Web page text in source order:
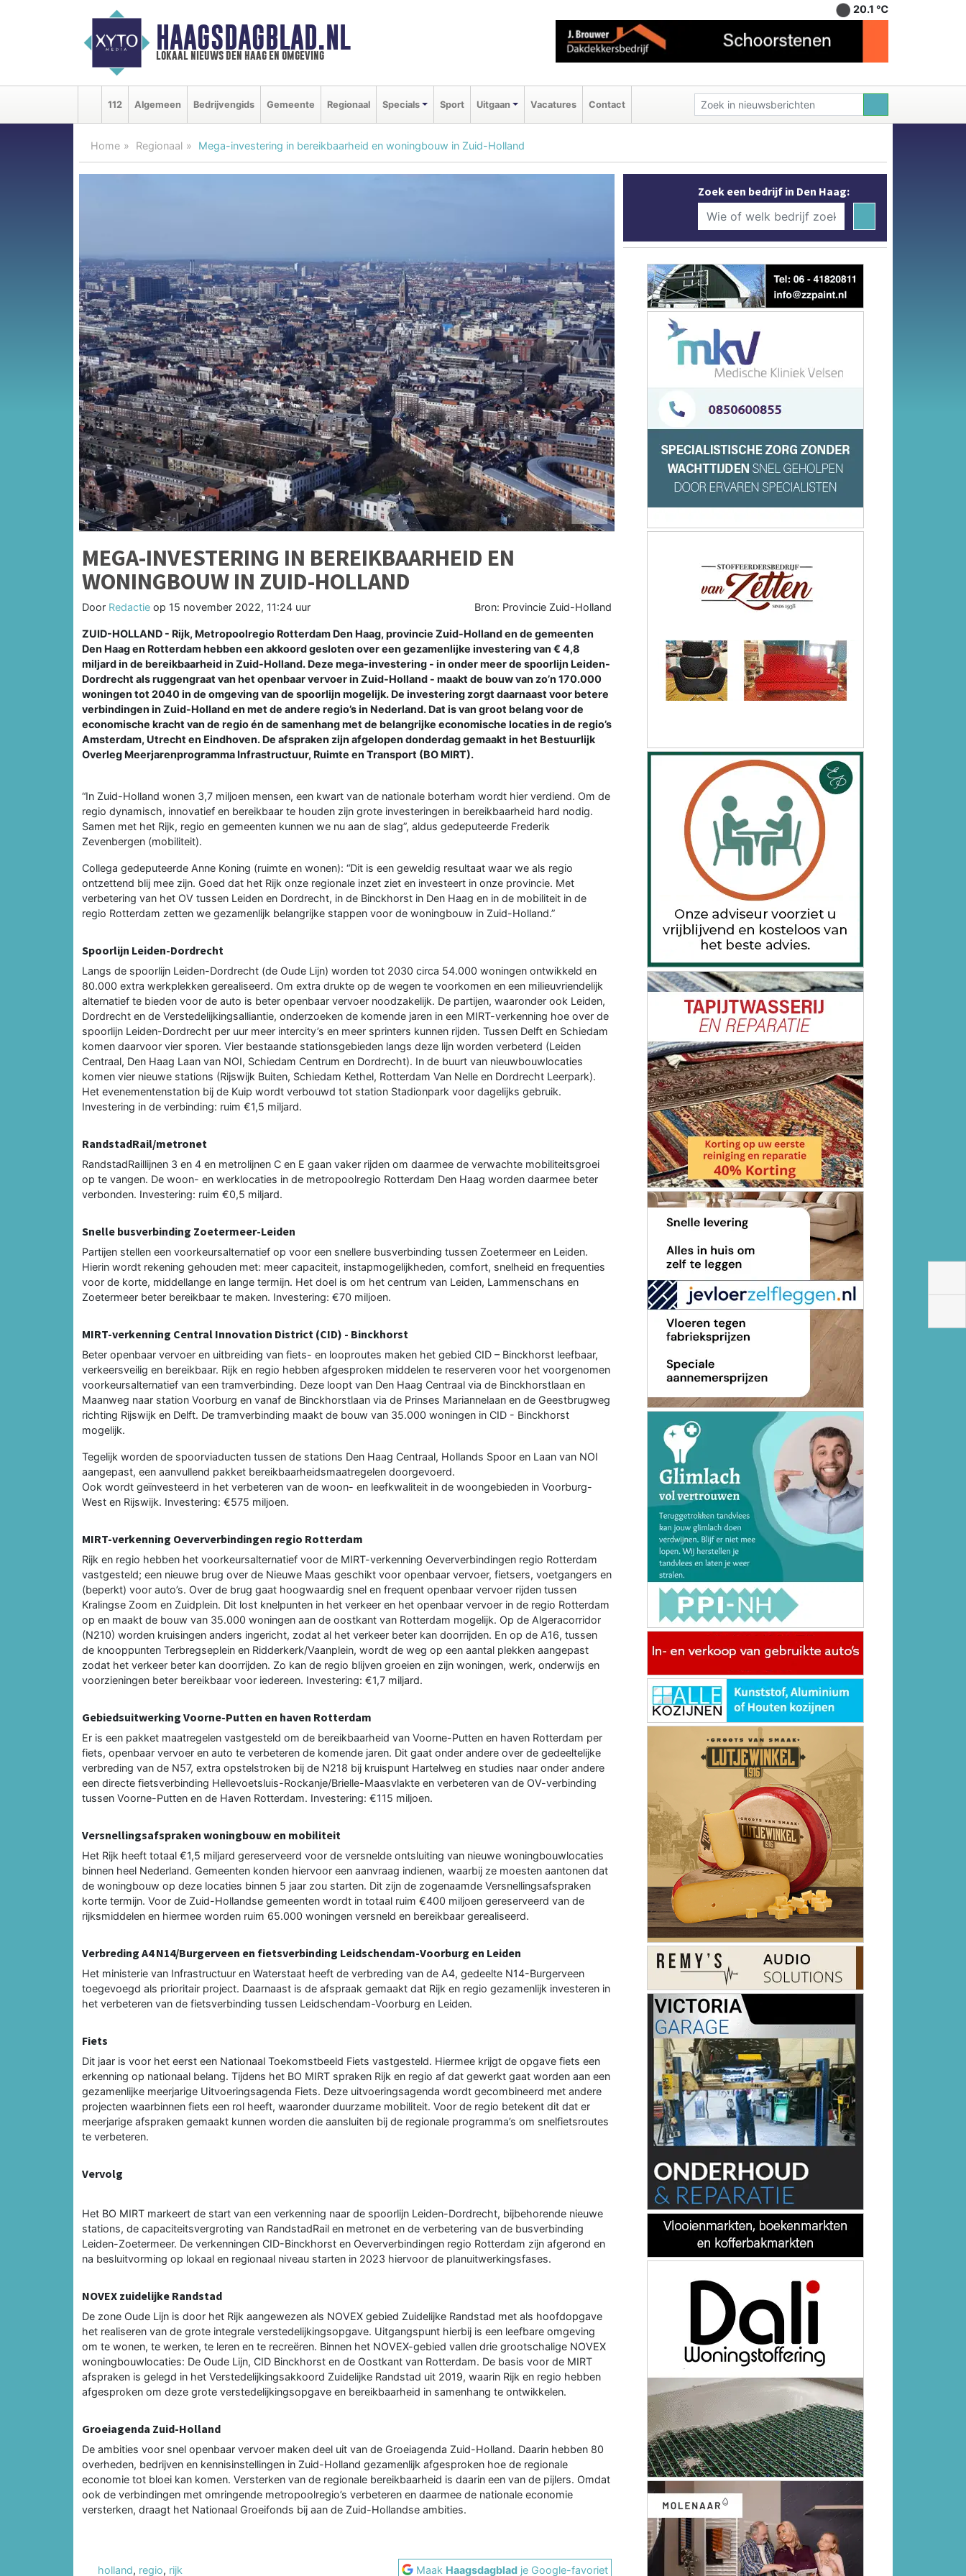
HAAGSDAGBLAD.NL
lokaal nieuws den haag en omgeving
20.1 ℃
112 Algemeen Bedrijvengids Gemeente Regionaal Specials Sport Uitgaan Vacatures Contact
Home Regionaal Mega-investering in bereikbaarheid en woningbouw in Zuid-Holland
MEGA-INVESTERING IN BEREIKBAARHEID EN
WONINGBOUW IN ZUID-HOLLAND
Door Redactie op 15 november 2022, 11:24 uur Bron: Provincie Zuid-Holland
ZUID-HOLLAND - Rijk, Metropoolregio Rotterdam Den Haag, provincie Zuid-Holland en de gemeenten
Den Haag en Rotterdam hebben een akkoord gesloten over een gezamenlijke investering van € 4,8
miljard in de bereikbaarheid in Zuid-Holland. Deze mega-investering - in onder meer de spoorlijn Leiden-
Dordrecht als ruggengraat van het openbaar vervoer in Zuid-Holland - maakt de bouw van zo’n 170.000
woningen tot 2040 in de omgeving van de spoorlijn mogelijk. De investering zorgt daarnaast voor betere
verbindingen in Zuid-Holland en met de andere regio’s in Nederland. Dat is van groot belang voor de
economische kracht van de regio én de samenhang met de belangrijke economische locaties in de regio’s
Amsterdam, Utrecht en Eindhoven. De afspraken zijn afgelopen donderdag gemaakt in het Bestuurlijk
Overleg Meerjarenprogramma Infrastructuur, Ruimte en Transport (BO MIRT).
“In Zuid-Holland wonen 3,7 miljoen mensen, een kwart van de nationale boterham wordt hier verdiend. Om de
regio dynamisch, innovatief en bereikbaar te houden zijn grote investeringen in bereikbaarheid hard nodig.
Samen met het Rijk, regio en gemeenten kunnen we nu aan de slag”, aldus gedeputeerde Frederik
Zevenbergen (mobiliteit).
Collega gedeputeerde Anne Koning (ruimte en wonen): “Dit is een geweldig resultaat waar we als regio
ontzettend blij mee zijn. Goed dat het Rijk onze regionale inzet ziet en investeert in onze provincie. Met
verbetering van het OV tussen Leiden en Dordrecht, in de Binckhorst in Den Haag en in de mobiliteit in de
regio Rotterdam zetten we gezamenlijk belangrijke stappen voor de woningbouw in Zuid-Holland.”
Spoorlijn Leiden-Dordrecht
Langs de spoorlijn Leiden-Dordrecht (de Oude Lijn) worden tot 2030 circa 54.000 woningen ontwikkeld en
80.000 extra werkplekken gerealiseerd. Om extra drukte op de wegen te voorkomen en een milieuvriendelijk
alternatief te bieden voor de auto is beter openbaar vervoer noodzakelijk. De partijen, waaronder ook Leiden,
Dordrecht en de Verstedelijkingsalliantie, onderzoeken de komende jaren in een MIRT-verkenning hoe over de
spoorlijn Leiden-Dordrecht per uur meer intercity’s en meer sprinters kunnen rijden. Tussen Delft en Schiedam
komen daarvoor vier sporen. Vier bestaande stationsgebieden langs deze lijn worden verbeterd (Leiden
Centraal, Den Haag Laan van NOI, Schiedam Centrum en Dordrecht). In de buurt van nieuwbouwlocaties
komen vier nieuwe stations (Rijswijk Buiten, Schiedam Kethel, Rotterdam Van Nelle en Dordrecht Leerpark).
Het evenementenstation bij de Kuip wordt verbouwd tot station Stadionpark voor dagelijks gebruik.
Investering in de verbinding: ruim €1,5 miljard.
RandstadRail/metronet
RandstadRaillijnen 3 en 4 en metrolijnen C en E gaan vaker rijden om daarmee de verwachte mobiliteitsgroei
op te vangen. De woon- en werklocaties in de metropoolregio Rotterdam Den Haag worden daarmee beter
verbonden. Investering: ruim €0,5 miljard.
Snelle busverbinding Zoetermeer-Leiden
Partijen stellen een voorkeursalternatief op voor een snellere busverbinding tussen Zoetermeer en Leiden.
Hierin wordt rekening gehouden met: meer capaciteit, instapmogelijkheden, comfort, snelheid en frequenties
voor de korte, middellange en lange termijn. Het doel is om het centrum van Leiden, Lammenschans en
Zoetermeer beter bereikbaar te maken. Investering: €70 miljoen.
MIRT-verkenning Central Innovation District (CID) - Binckhorst
Beter openbaar vervoer en uitbreiding van fiets- en looproutes maken het gebied CID – Binckhorst leefbaar,
verkeersveilig en bereikbaar. Rijk en regio hebben afgesproken middelen te reserveren voor het voorgenomen
voorkeursalternatief van een tramverbinding. Deze loopt van Den Haag Centraal via de Binckhorstlaan en
Maanweg naar station Voorburg en vanaf de Binckhorstlaan via de Prinses Mariannelaan en de Geestbrugweg
richting Rijswijk en Delft. De tramverbinding maakt de bouw van 35.000 woningen in CID - Binckhorst
mogelijk.
Tegelijk worden de spoorviaducten tussen de stations Den Haag Centraal, Hollands Spoor en Laan van NOI
aangepast, een aanvullend pakket bereikbaarheidsmaatregelen doorgevoerd.
Ook wordt geïnvesteerd in het verbeteren van de woon- en leefkwaliteit in de woongebieden in Voorburg-
West en Rijswijk. Investering: €575 miljoen.
MIRT-verkenning Oeververbindingen regio Rotterdam
Rijk en regio hebben het voorkeursalternatief voor de MIRT-verkenning Oeververbindingen regio Rotterdam
vastgesteld; een nieuwe brug over de Nieuwe Maas geschikt voor openbaar vervoer, fietsers, voetgangers en
(beperkt) voor auto’s. Over de brug gaat hoogwaardig snel en frequent openbaar vervoer rijden tussen
Kralingse Zoom en Zuidplein. Dit lost knelpunten in het verkeer en het openbaar vervoer in de regio Rotterdam
op en maakt de bouw van 35.000 woningen aan de oostkant van Rotterdam mogelijk. Op de Algeracorridor
(N210) worden kruisingen anders ingericht, zodat al het verkeer beter kan doorrijden. En op de A16, tussen
de knooppunten Terbregseplein en Ridderkerk/Vaanplein, wordt de weg op een aantal plekken aangepast
zodat het verkeer beter kan doorrijden. Zo kan de regio blijven groeien en zijn woningen, werk, onderwijs en
voorzieningen beter bereikbaar voor iedereen. Investering: €1,7 miljard.
Gebiedsuitwerking Voorne-Putten en haven Rotterdam
Er is een pakket maatregelen vastgesteld om de bereikbaarheid van Voorne-Putten en haven Rotterdam per
fiets, openbaar vervoer en auto te verbeteren de komende jaren. Dit gaat onder andere over de gedeeltelijke
verbreding van de N57, extra opstelstroken bij de N218 bij kruispunt Hartelweg en studies naar onder andere
een directe fietsverbinding Hellevoetsluis-Rockanje/Brielle-Maasvlakte en verbeteren van de OV-verbinding
tussen Voorne-Putten en de Haven Rotterdam. Investering: €115 miljoen.
Versnellingsafspraken woningbouw en mobiliteit
Het Rijk heeft totaal €1,5 miljard gereserveerd voor de versnelde ontsluiting van nieuwe woningbouwlocaties
binnen heel Nederland. Gemeenten konden hiervoor een aanvraag indienen, waarbij ze moesten aantonen dat
de woningbouw op deze locaties binnen 5 jaar zou starten. Dit zijn de zogenaamde Versnellingsafspraken
korte termijn. Voor de Zuid-Hollandse gemeenten wordt in totaal ruim €400 miljoen gereserveerd van de
rijksmiddelen en hiermee worden ruim 65.000 woningen versneld en bereikbaar gerealiseerd.
Verbreding A4 N14/Burgerveen en fietsverbinding Leidschendam-Voorburg en Leiden
Het ministerie van Infrastructuur en Waterstaat heeft de verbreding van de A4, gedeelte N14-Burgerveen
toegevoegd als prioritair project. Daarnaast is de afspraak gemaakt dat Rijk en regio gezamenlijk investeren in
het verbeteren van de fietsverbinding tussen Leidschendam-Voorburg en Leiden.
Fiets
Dit jaar is voor het eerst een Nationaal Toekomstbeeld Fiets vastgesteld. Hiermee krijgt de opgave fiets een
erkenning op nationaal belang. Tijdens het BO MIRT spraken Rijk en regio af dat gewerkt gaat worden aan een
gezamenlijke meerjarige Uitvoeringsagenda Fiets. Deze uitvoeringsagenda wordt gecombineerd met andere
projecten waarbinnen fiets een rol heeft, waaronder duurzame mobiliteit. Voor de regio betekent dit dat er
meerjarige afspraken gemaakt kunnen worden die aansluiten bij de regionale programma’s om snelfietsroutes
te verbeteren.
Vervolg
Het BO MIRT markeert de start van een verkenning naar de spoorlijn Leiden-Dordrecht, bijbehorende nieuwe
stations, de capaciteitsvergroting van RandstadRail en metronet en de verbetering van de busverbinding
Leiden-Zoetermeer. De verkenningen CID-Binckhorst en Oeververbindingen regio Rotterdam zijn afgerond en
na besluitvorming op lokaal en regionaal niveau starten in 2023 hiervoor de planuitwerkingsfases.
NOVEX zuidelijke Randstad
De zone Oude Lijn is door het Rijk aangewezen als NOVEX gebied Zuidelijke Randstad met als hoofdopgave
het realiseren van de grote integrale verstedelijkingsopgave. Uitgangspunt hierbij is een leefbare omgeving
om te wonen, te werken, te leren en te recreëren. Binnen het NOVEX-gebied vallen drie grootschalige NOVEX
woningbouwlocaties: De Oude Lijn, CID Binckhorst en de Oostkant van Rotterdam. De basis voor de MIRT
afspraken is gelegd in het Verstedelijkingsakkoord Zuidelijke Randstad uit 2019, waarin Rijk en regio hebben
afgesproken om deze grote verstedelijkingsopgave en bereikbaarheid in samenhang te ontwikkelen.
Groeiagenda Zuid-Holland
De ambities voor snel openbaar vervoer maken deel uit van de Groeiagenda Zuid-Holland. Daarin hebben 80
overheden, bedrijven en kennisinstellingen in Zuid-Holland gezamenlijk afgesproken hoe de regionale
economie tot bloei kan komen. Versterken van de regionale bereikbaarheid is daarin een van de pijlers. Omdat
ook de verbindingen met omringende metropoolregio’s verbeteren en daarmee de nationale economie
versterken, draagt het Nationaal Groeifonds bij aan de Zuid-Hollandse ambities.
holland, regio, rijk Maak Haagsdagblad je Google-favoriet
Zoek een bedrijf in Den Haag: